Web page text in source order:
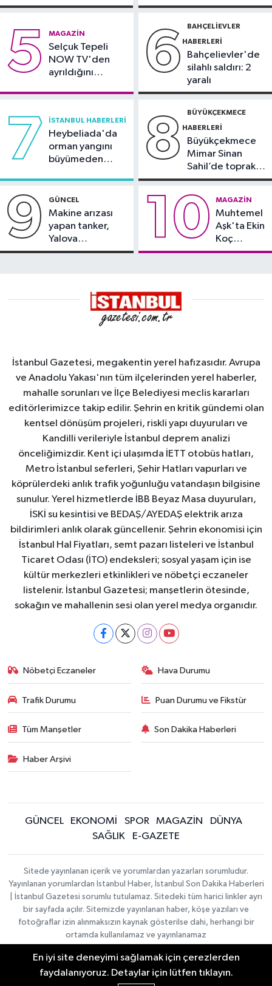
halindeki 3 araca çarptı: 2 yaralı
silahlı kavga
görüntülendi
5 MAGAZIN
Selçuk Tepeli
NOW TV'den
ayrıldığını
6 BAHÇELIEVLER
HABERLERI
Bahçelievler'de
silahlı saldırı: 2
yaralı
7 İSTANBUL HABERLERI
Heybeliada'da
orman yangını
büyümeden
8 BÜYÜKÇEKMECE
HABERLERI
Büyükçekmece
Mimar Sinan
Sahil’de toprak
kayması
9 GÜNCEL
Makine arızası
yapan tanker,
Yalova
Demirleme
10 MAGAZIN
Muhtemel
Aşk'ta Ekin
Koç
damgası
İstanbul Gazetesi, megakentin yerel hafızasıdır. Avrupa
ve Anadolu Yakası'nın tüm ilçelerinden yerel haberler,
mahalle sorunları ve İlçe Belediyesi meclis kararları
editörlerimizce takip edilir. Şehrin en kritik gündemi olan
kentsel dönüşüm projeleri, riskli yapı duyuruları ve
Kandilli verileriyle İstanbul deprem analizi
önceliğimizdir. Kent içi ulaşımda İETT otobüs hatları,
Metro İstanbul seferleri, Şehir Hatları vapurları ve
köprülerdeki anlık trafik yoğunluğu vatandaşın bilgisine
sunulur. Yerel hizmetlerde İBB Beyaz Masa duyuruları,
İSKİ su kesintisi ve BEDAŞ/AYEDAŞ elektrik arıza
bildirimleri anlık olarak güncellenir. Şehrin ekonomisi için
İstanbul Hal Fiyatları, semt pazarı listeleri ve İstanbul
Ticaret Odası (İTO) endeksleri; sosyal yaşam için ise
kültür merkezleri etkinlikleri ve nöbetçi eczaneler
listelenir. İstanbul Gazetesi; manşetlerin ötesinde,
sokağın ve mahallenin sesi olan yerel medya organıdır.
Nöbetçi Eczaneler Hava Durumu
Trafik Durumu Puan Durumu ve Fikstür
Tüm Manşetler Son Dakika Haberleri
Haber Arşivi
GÜNCEL EKONOMİ SPOR MAGAZİN
DÜNYA
SAĞLIK
E-GAZETE
Sitede yayınlanan içerik ve yorumlardan yazarları sorumludur.
Yayınlanan yorumlardan İstanbul Haber, İstanbul Son Dakika Haberleri
| İstanbul Gazetesi sorumlu tutulamaz. Sitedeki tüm harici linkler ayrı
bir sayfada açılır. Sitemizde yayınlanan haber, köşe yazıları ve
fotoğraflar izin alınmaksızın kaynak gösterilse dahi, herhangi bir
ortamda kullanılamaz ve yayınlanamaz
İletişim
Künye
KURUMSAL
Haber Yazılımı:TE Bilişim |
En iyi site deneyimi sağlamak için çerezlerden
faydalanıyoruz. Detaylar için lütfen tıklayın.